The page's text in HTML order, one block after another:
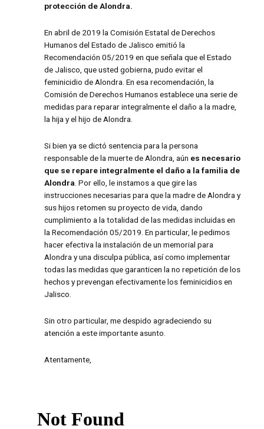
protección de Alondra.
En abril de 2019 la Comisión Estatal de Derechos
Humanos del Estado de Jalisco emitió la
Recomendación 05/2019 en que señala que el Estado
de Jalisco, que usted gobierna, pudo evitar el
feminicidio de Alondra. En esa recomendación, la
Comisión de Derechos Humanos establece una serie de
medidas para reparar integralmente el daño a la madre,
la hija y el hijo de Alondra.
Si bien ya se dictó sentencia para la persona
responsable de la muerte de Alondra, aún es necesario
que se repare integralmente el daño a la familia de
Alondra . Por ello, le instamos a que gire las
instrucciones necesarias para que la madre de Alondra y
sus hijos retomen su proyecto de vida, dando
cumplimiento a la totalidad de las medidas incluidas en
la Recomendación 05/2019. En particular, le pedimos
hacer efectiva la instalación de un memorial para
Alondra y una disculpa pública, así como implementar
todas las medidas que garanticen la no repetición de los
hechos y prevengan efectivamente los feminicidios en
Jalisco.
Sin otro particular, me despido agradeciendo su
atención a este importante asunto.
Atentamente,